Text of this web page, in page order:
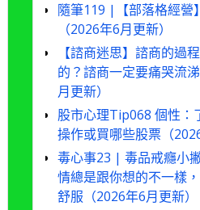
隨筆119 |【部落格經營
（2026年6月更新）
【諮商迷思】諮商的過
的？諮商一定要痛哭流
月更新）
股市心理Tip068 個性：
操作或買哪些股票（
毒心事23 | 毒品戒癮小
情總是跟你想的不一樣
舒服（2026年6月更新）